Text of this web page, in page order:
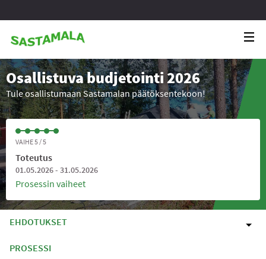
Osallistuva budjetointi 2026
Tule osallistumaan Sastamalan päätöksentekoon!
VAIHE 5 / 5
Toteutus
01.05.2026 - 31.05.2026
Prosessin vaiheet
EHDOTUKSET
PROSESSI